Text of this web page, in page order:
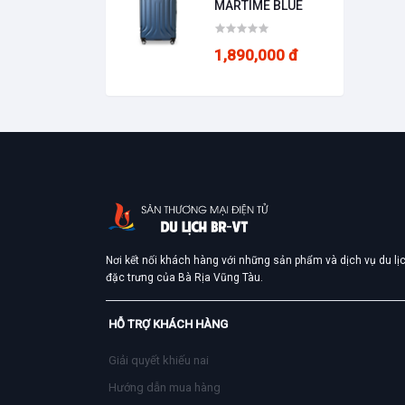
Cảm hứng thiết kế
Lấy cảm hứng từ vẻ đẹp của dòng sông băng ở
Glacier thuộc Bang Alaska, chiếc vali Skyway
MARTIME BLUE
1,890,000 đ
Nơi kết nối khách hàng với những sản phẩm và dịch vụ du
đặc trưng của Bà Rịa Vũng Tàu.
HỖ TRỢ KHÁCH HÀNG
Giải quyết khiếu nai
Hướng dẫn mua hàng